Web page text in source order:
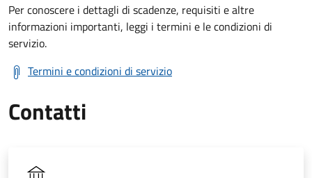
Per conoscere i dettagli di scadenze, requisiti e altre
informazioni importanti, leggi i termini e le condizioni di
servizio.
Termini e condizioni di servizio
Contatti